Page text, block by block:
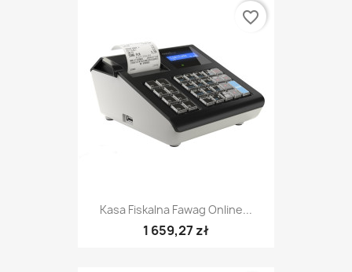
Kasa Fiskalna Fawag Online...
1 659,27 zł
favorite_border